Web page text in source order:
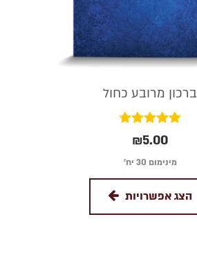
ברכון מרובע כחול
דורג
4.75
מתוך 5
₪5.00
מינימום 30 יח׳
הצג אפשרויות